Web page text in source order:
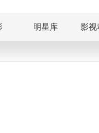
明星库 影视